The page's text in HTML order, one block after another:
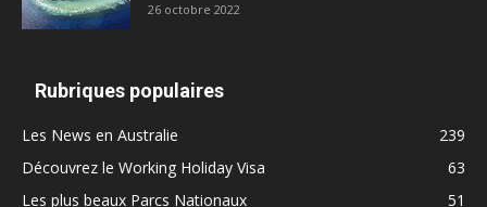
26 octobre 2022
Rubriques populaires
Les News en Australie
239
Découvrez le Working Holiday Visa
63
Les plus beaux Parcs Nationaux
51